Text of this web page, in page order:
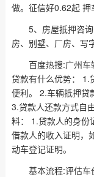
做。征信好0.62起 押
5、房屋抵押咨询
房、别墅、厂房、写
百度热搜:广州车
贷款有什么优势： 1.
便利。 2.车辆抵押贷
3.贷款人还款方式自
料： 1.贷款人的身份
借款人的收入证明，
动车登记证明。
基本流程:评估车